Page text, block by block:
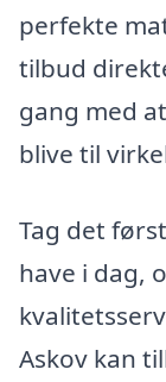
perfekte
tilbud
gang med
blive til
Tag det
have i dag,
Askov kan